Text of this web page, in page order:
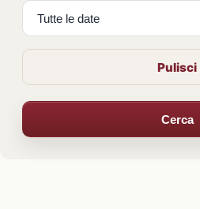
Pulisci
Cerca